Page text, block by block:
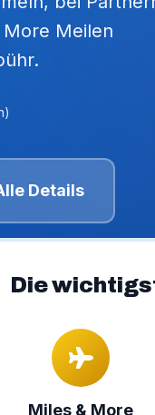
Meilen
Details
Die
Miles & More